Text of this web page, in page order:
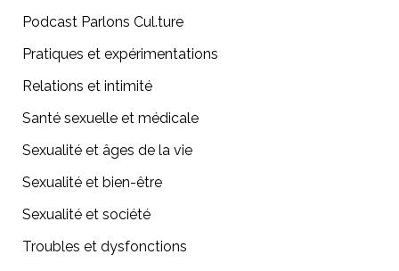
Podcast Parlons Cul.ture
Pratiques et expérimentations
Relations et intimité
Santé sexuelle et médicale
Sexualité et âges de la vie
Sexualité et bien-être
Sexualité et société
Troubles et dysfonctions